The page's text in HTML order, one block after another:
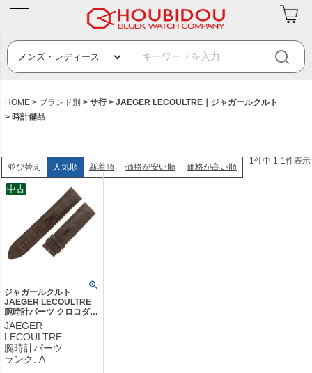
HOME ブランド別 サ行
JAEGER LECOULTRE｜ジャガールクルト
時計備品
並び替え 人気順 新着順 価格が安い順 価格が高い順
1件中 1-1件表示
ジャガールクルト
JAEGER LECOULTRE
腕時計パーツ クロコダイ
ル ダークブラウン 純正
替え レザー クロコ ベル
ト ストラップ バンド
21mm ダークブラウン
茶 【中古】中古美品
JAEGER
LECOULTRE
腕時計パーツ
ランク: A
中古